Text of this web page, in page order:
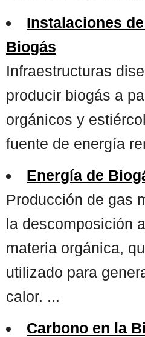
Instalaciones
Biogás
Infraestructuras
producir biogás a
orgánicos y
fuente de energía
Energía de
Producción de gas
la descomposición
materia orgánica,
utilizado para
calor. ...
Carbono en la